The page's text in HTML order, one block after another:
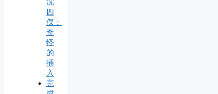
沈
四
傑：
奇
怪
的
插
入
完